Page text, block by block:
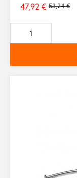
Prix
de
base
53,24 €
47,92 €